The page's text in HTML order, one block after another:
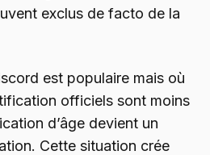
exclus de facto de la
est populaire mais où
officiels sont moins
d’âge devient un
Cette situation crée